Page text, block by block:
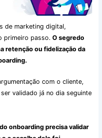
de marketing digital,
primeiro passo. O segredo
retenção ou fidelização da
com o cliente,
validado já no dia seguinte
onboarding precisa validar